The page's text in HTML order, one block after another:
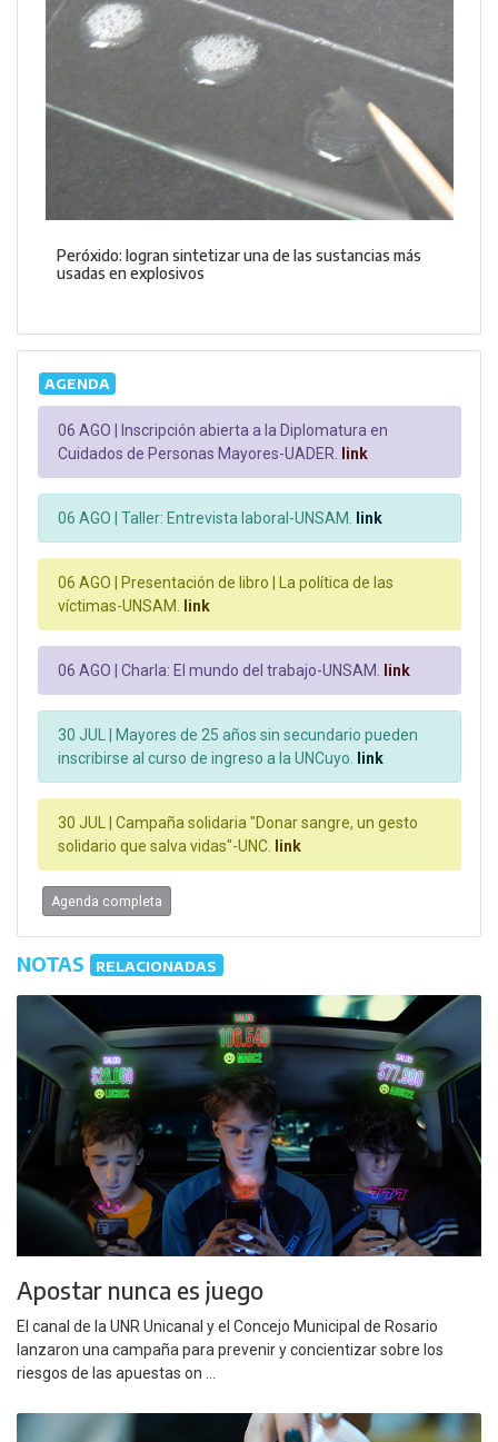
Peróxido: logran sintetizar una de las sustancias más
usadas en explosivos
AGENDA
06 AGO |
Inscripción abierta a la Diplomatura en
Cuidados de Personas Mayores-UADER.
link
06 AGO | Taller: Entrevista laboral-UNSAM. link
06 AGO |
Presentación de libro | La política de las
víctimas-UNSAM.
link
06 AGO | Charla: El mundo del trabajo-UNSAM. link
30 JUL |
Mayores de 25 años sin secundario pueden
inscribirse al curso de ingreso a la UNCuyo.
link
30 JUL |
Campaña solidaria "Donar sangre, un gesto
solidario que salva vidas"-UNC.
link
Agenda completa
NOTAS RELACIONADAS
Apostar nunca es juego
El canal de la UNR Unicanal y el Concejo Municipal de Rosario
lanzaron una campaña para prevenir y concientizar sobre los
riesgos de las apuestas on ...